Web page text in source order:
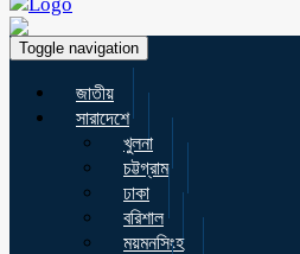
Toggle navigation
জাতীয়
সারাদেশে
খুলনা
চট্টগ্রাম
ঢাকা
বরিশাল
ময়মনসিংহ